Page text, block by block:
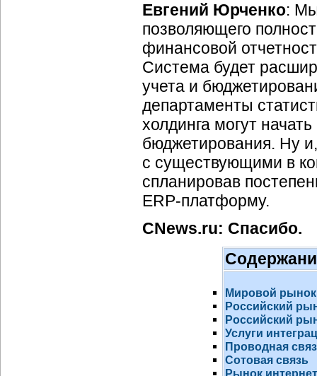
Евгений Юрченко:
позволяющего
финансовой
Система будет
учета и
департаменты
холдинга могут
бюджетирования. Ну
с существующими в
спланировав
ERP-платформу.
CNews.ru: Спасибо.
Мировой рынок
Российский
Российский
Услуги
Проводная
Сотовая связь
Рынок